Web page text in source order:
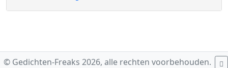
© Gedichten-Freaks 2026, alle rechten voorbehouden.